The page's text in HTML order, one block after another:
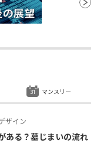
ザイン
ある？墓じまいの流れ
マンスリー